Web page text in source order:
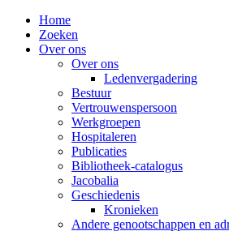
Home
Zoeken
Over ons
Over ons
Ledenvergadering
Bestuur
Vertrouwenspersoon
Werkgroepen
Hospitaleren
Publicaties
Bibliotheek-catalogus
Jacobalia
Geschiedenis
Kronieken
Andere genootschappen en